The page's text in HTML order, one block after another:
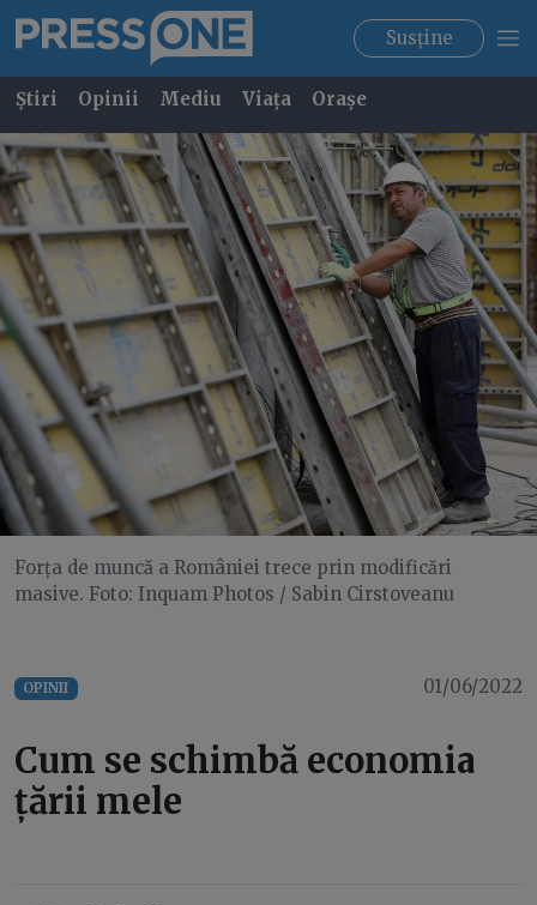
Susține
Știri Opinii Mediu Viața Orașe
Forța de muncă a României trece prin modificări
masive. Foto: Inquam Photos / Sabin Cirstoveanu
OPINII 01/06/2022
Cum se schimbă economia
țării mele